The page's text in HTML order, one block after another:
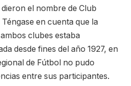
el nombre de Club
en cuenta que la
clubes estaba
desde fines del año 1927, en
de Fútbol no pudo
entre sus participantes.